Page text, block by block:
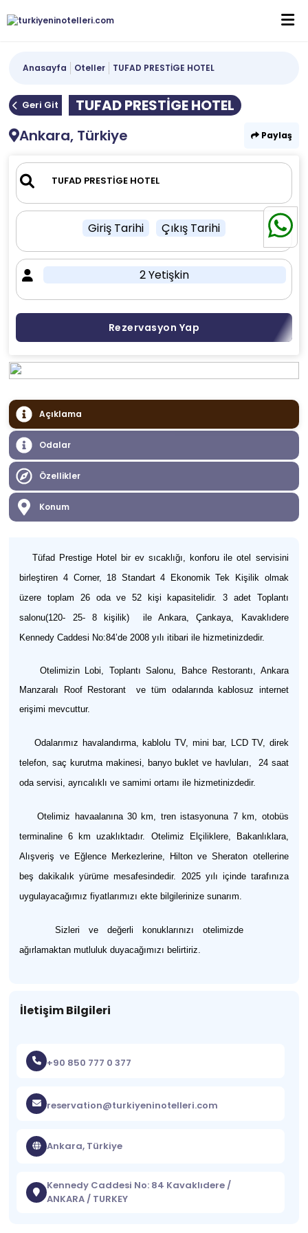
Anasayfa Oteller TUFAD PRESTİGE HOTEL
Geri Git
TUFAD PRESTİGE HOTEL
Ankara, Türkiye
Paylaş
Giriş Tarihi Çıkış Tarihi
2 Yetişkin
Rezervasyon Yap
Açıklama
Odalar
Özellikler
Konum
Tüfad Prestige Hotel bir ev sıcaklığı, konforu ile otel servisini
birleştiren 4 Corner, 18 Standart 4 Ekonomik Tek Kişilik olmak
üzere toplam 26 oda ve 52 kişi kapasitelidir. 3 adet Toplantı
salonu(120- 25- 8 kişilik) ile Ankara, Çankaya, Kavaklıdere
Kennedy Caddesi No:84’de 2008 yılı itibari ile hizmetinizdedir.
Otelimizin Lobi, Toplantı Salonu, Bahce Restorantı, Ankara
Manzaralı Roof Restorant ve tüm odalarında kablosuz internet
erişimi mevcuttur.
Odalarımız havalandırma, kablolu TV, mini bar, LCD TV, direk
telefon, saç kurutma makinesi, banyo buklet ve havluları, 24 saat
oda servisi, ayrıcalıklı ve samimi ortamı ile hizmetinizdedir.
Otelimiz havaalanına 30 km, tren istasyonuna 7 km, otobüs
terminaline 6 km uzaklıktadır. Otelimiz Elçiliklere, Bakanlıklara,
Alışveriş ve Eğlence Merkezlerine, Hilton ve Sheraton otellerine
beş dakikalık yürüme mesafesindedir. 2025 yılı içinde tarafınıza
uygulayacağımız fiyatlarımızı ekte bilgilerinize sunarım.
Sizleri ve değerli konuklarınızı otelimizde
ağırlamaktan mutluluk duyacağımızı belirtiriz.
İletişim Bilgileri
+90 850 777 0 377
reservation@turkiyeninotelleri.com
Ankara, Türkiye
Kennedy Caddesi No: 84 Kavaklıdere /
ANKARA / TURKEY